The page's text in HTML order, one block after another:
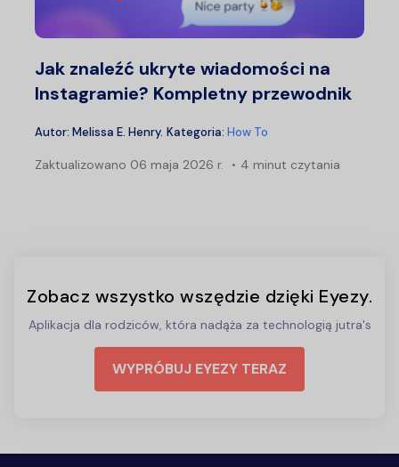
Jak znaleźć ukryte wiadomości na
Instagramie? Kompletny przewodnik
Autor: Melissa E. Henry. Kategoria: How To
Zaktualizowano 06 maja 2026 r. 4 minut czytania
Zobacz wszystko wszędzie dzięki Eyezy.
Aplikacja dla rodziców, która nadąża za technologią jutra's
WYPRÓBUJ EYEZY TERAZ